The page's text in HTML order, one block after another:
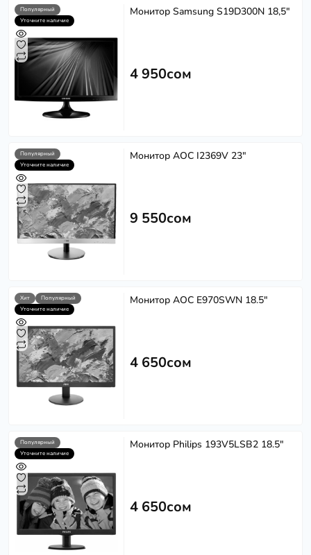
Популярный
Уточните наличие
Монитор Samsung S19D300N 18,5"
4 950сом
Популярный
Уточните наличие
Монитор AOC I2369V 23"
9 550сом
Хит
Популярный
Уточните наличие
Монитор AOC E970SWN 18.5"
4 650сом
Популярный
Уточните наличие
Монитор Philips 193V5LSB2 18.5"
4 650сом